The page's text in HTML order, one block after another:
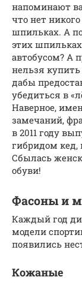
напоминают
что нет
шпильках. А
этих
автобусом? А
нельзя
дабы
убедиться в
Наверное,
замечаний,
в 2011 году
гибридом кед,
Сбылась
обуви!
Фасоны и
Каждый год
модели
появились
Кожаные